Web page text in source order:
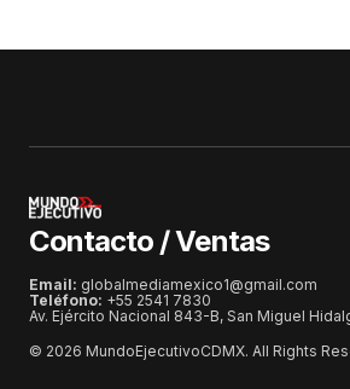
Contacto / Ventas
Email: globalmediamexico1@gmail.com
Teléfono: +55 2541 7830
Av. Ejército Nacional 843-B, San Miguel
© 2026 MundoEjecutivoCDMX. All Rights